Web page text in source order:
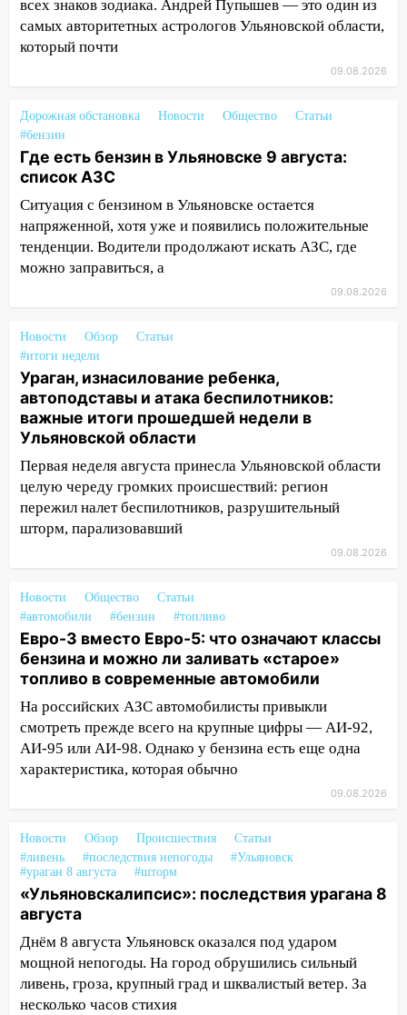
10:13 Прокуратура подвела итоги
недели в Ульяновской области
09:15
Ураган, изнасилование ребенка,
автоподставы и атака беспилотников:
важные итоги прошедшей недели в
Ульяновской области
08:20 В Ульяновске восстановили
трамвайную и троллейбусную
инфраструктуру после шторма
Внимание! В Цильнинском районе
08:11 На Ульяновск снова надвигается
непогода
07:30 Евро-3 вместо Евро-5: что
означают классы бензина и можно ли
заливать «старое» топливо в
современные автомобили
06:30 Какая погода будет в Ульяновской
области днем 9 августа
три знака получат шанс, который нельзя
упустить
08.08.2026
20:10 Во время урагана в Ульяновске на
Волге перевернулась лодка
19:55
В Ульяновске упавшее дерево
заблокировало в машине двух женщин
17:15 В Ульяновской области
ремонтируют девять мостов: один уже
17:00
«Ульяновскалипсис»: последствия
урагана 8 августа
16:38 Прогноз погоды в Ульяновской
области на 9 августа
16:34 Из-за мощной непогоды в
Ульяновске отменили фестиваль «Наше
время»
всех знаков зодиака. Андрей Пупышев — это один из
самых авторитетных астрологов Ульяновской области,
который почти
09.08.2026
Дорожная обстановка Новости Общество
Статьи
#бензин
Где есть бензин в Ульяновске 9 августа:
список АЗС
Ситуация с бензином в Ульяновске остается
напряженной, хотя уже и появились положительные
тенденции. Водители продолжают искать АЗС, где
можно заправиться, а
09.08.2026
Новости Обзор
Статьи
#итоги недели
Ураган, изнасилование ребенка,
автоподставы и атака беспилотников:
важные итоги прошедшей недели в
Ульяновской области
Первая неделя августа принесла Ульяновской области
целую череду громких происшествий: регион
пережил налет беспилотников, разрушительный
шторм, парализовавший
09.08.2026
Новости Общество
Статьи
#автомобили
#бензин #топливо
Евро-3 вместо Евро-5: что означают классы
бензина и можно ли заливать «старое»
топливо в современные автомобили
На российских АЗС автомобилисты привыкли
смотреть прежде всего на крупные цифры — АИ-92,
АИ-95 или АИ-98. Однако у бензина есть еще одна
характеристика, которая обычно
09.08.2026
Новости Обзор Происшествия
Статьи
#ливень
#последствия непогоды
#Ульяновск
#ураган 8 августа
#шторм
«Ульяновскалипсис»: последствия урагана 8
августа
Днём 8 августа Ульяновск оказался под ударом
мощной непогоды. На город обрушились сильный
ливень, гроза, крупный град и шквалистый ветер. За
несколько часов стихия